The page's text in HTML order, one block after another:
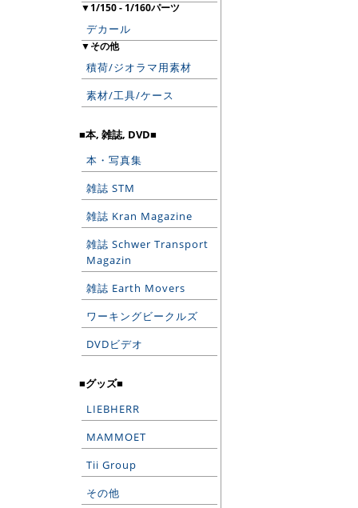
▼1/150 - 1/160パーツ
デカール
▼その他
積荷/ジオラマ用素材
素材/工具/ケース
■本, 雑誌, DVD■
本・写真集
雑誌 STM
雑誌 Kran Magazine
雑誌 Schwer Transport
Magazin
雑誌 Earth Movers
ワーキングビークルズ
DVDビデオ
■グッズ■
LIEBHERR
MAMMOET
Tii Group
その他